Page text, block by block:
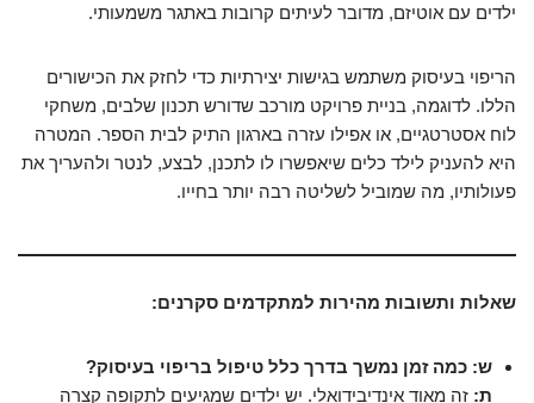
ילדים עם אוטיזם, מדובר לעיתים קרובות באתגר משמעותי.
הריפוי בעיסוק משתמש בגישות יצירתיות כדי לחזק את הכישורים
הללו. לדוגמה, בניית פרויקט מורכב שדורש תכנון שלבים, משחקי
לוח אסטרטגיים, או אפילו עזרה בארגון התיק לבית הספר. המטרה
היא להעניק לילד כלים שיאפשרו לו לתכנן, לבצע, לנטר ולהעריך את
פעולותיו, מה שמוביל לשליטה רבה יותר בחייו.
שאלות ותשובות מהירות למתקדמים סקרנים:
ש: כמה זמן נמשך בדרך כלל טיפול בריפוי בעיסוק?
ת: זה מאוד אינדיבידואלי. יש ילדים שמגיעים לתקופה קצרה